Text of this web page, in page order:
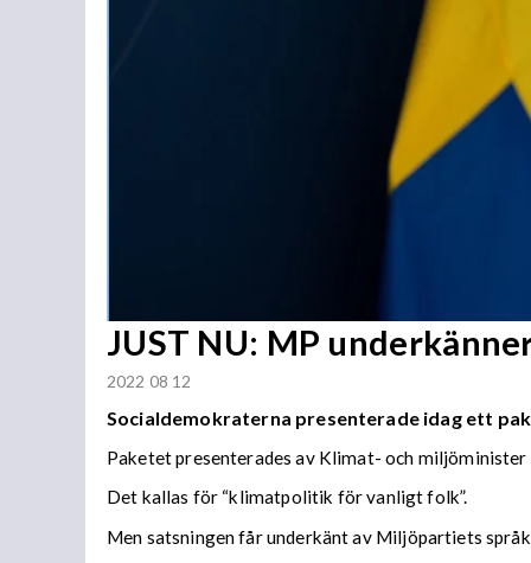
JUST NU: MP
2022 08 12
Socialdemokraterna presenterade idag ett
Paketet presenterades av Klimat- och
Det kallas för “klimatpolitik för vanligt folk”.
Men satsningen får underkänt av Miljöpartiets